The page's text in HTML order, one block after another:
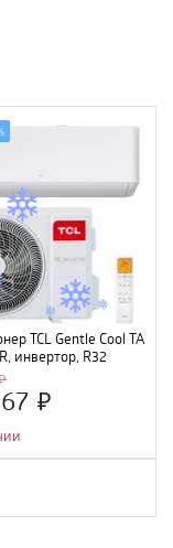
TCL Gentle Cool TAC-
инвертор, R32